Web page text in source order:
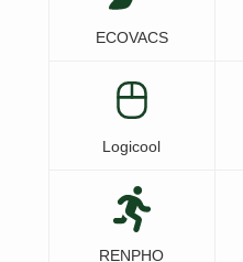
ECOVACS
Logicool
RENPHO